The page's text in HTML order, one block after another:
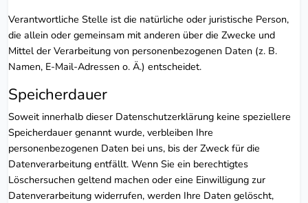
Verantwortliche Stelle ist die natürliche oder juristische Person,
die allein oder gemeinsam mit anderen über die Zwecke und
Mittel der Verarbeitung von personenbezogenen Daten (z. B.
Namen, E-Mail-Adressen o. Ä.) entscheidet.
Speicherdauer
Soweit innerhalb dieser Datenschutzerklärung keine speziellere
Speicherdauer genannt wurde, verbleiben Ihre
personenbezogenen Daten bei uns, bis der Zweck für die
Datenverarbeitung entfällt. Wenn Sie ein berechtigtes
Löschersuchen geltend machen oder eine Einwilligung zur
Datenverarbeitung widerrufen, werden Ihre Daten gelöscht,